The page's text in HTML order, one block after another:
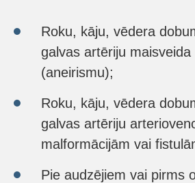
Roku, kāju, vēdera
galvas artēriju maisveida
(aneirismu);
Roku, kāju, vēdera
galvas artēriju
malformācijām vai
Pie audzējiem vai pirms